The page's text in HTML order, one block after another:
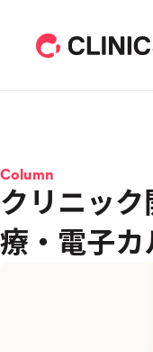
Column
クリニッ
療・電子